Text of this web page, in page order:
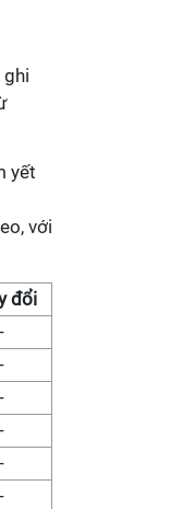
yết
với
đổi
-
-
-
-
-
-